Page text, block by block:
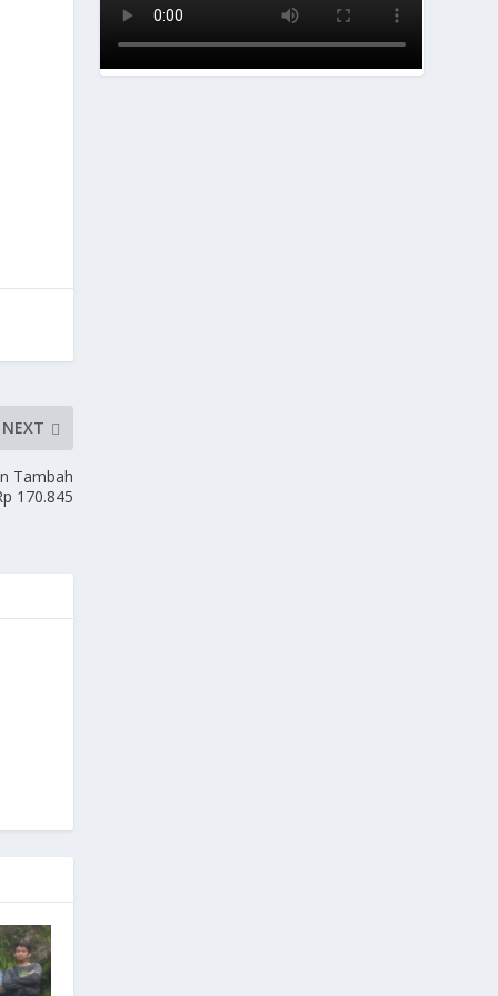
NEXT
Tambah
170.845